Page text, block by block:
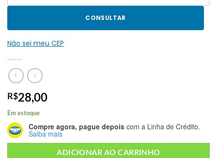
CONSULTAR
Não sei meu CEP
R$28,00
Em estoque
Compre agora, pague depois com a Linha de Crédito.
Saiba mais
ADICIONAR AO CARRINHO